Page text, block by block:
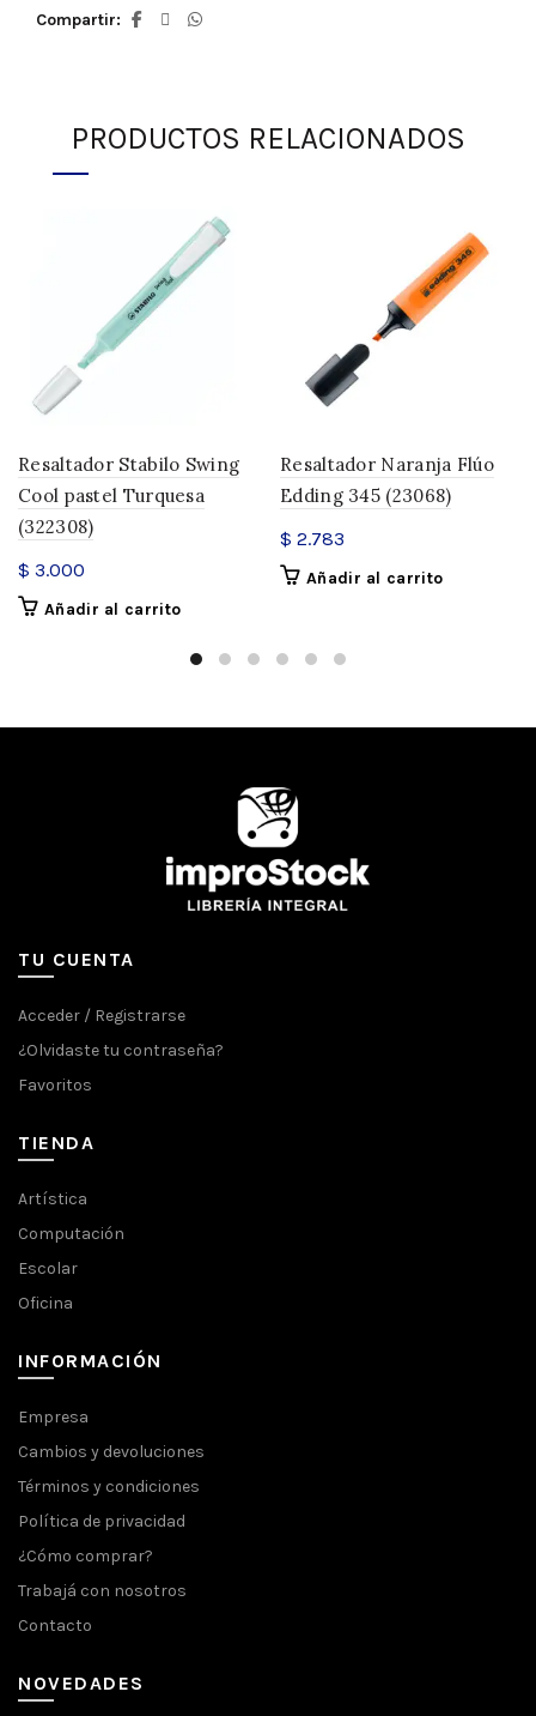
Compartir
PRODUCTOS RELACIONADOS
Resaltador Stabilo Swing
Cool pastel Turquesa
(322308)
$ 3.000
Añadir al carrito
Resaltador Naranja Flúo
Edding 345 (23068)
$ 2.783
Añadir al carrito
TU CUENTA
Acceder / Registrarse
¿Olvidaste tu contraseña?
Favoritos
TIENDA
Artística
Computación
Escolar
Oficina
INFORMACIÓN
Empresa
Cambios y devoluciones
Términos y condiciones
Política de privacidad
¿Cómo comprar?
Trabajá con nosotros
Contacto
NOVEDADES